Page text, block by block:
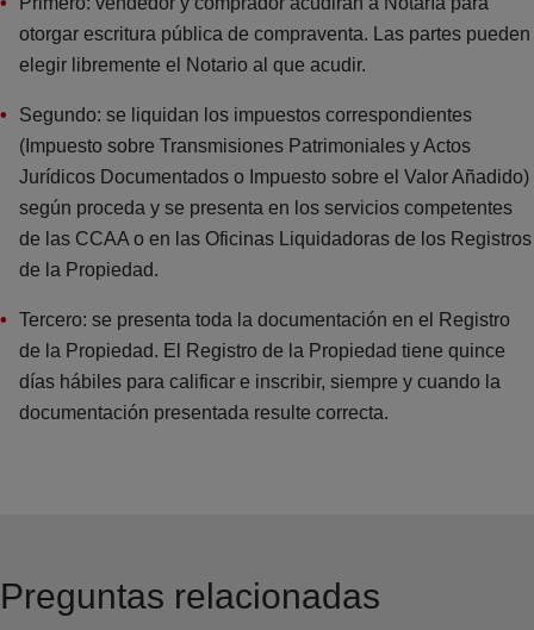
otorgar escritura pública de compraventa. Las partes pueden
elegir libremente el Notario al que acudir.
Segundo: se liquidan los impuestos correspondientes
(Impuesto sobre Transmisiones Patrimoniales y Actos
Jurídicos Documentados o Impuesto sobre el Valor Añadido)
según proceda y se presenta en los servicios competentes
de las CCAA o en las Oficinas Liquidadoras de los Registros
de la Propiedad.
Tercero: se presenta toda la documentación en el Registro
de la Propiedad. El Registro de la Propiedad tiene quince
días hábiles para calificar e inscribir, siempre y cuando la
documentación presentada resulte correcta.
Preguntas relacionadas